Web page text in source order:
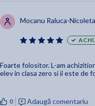
Mocanu Raluca-Nicoleta
Foarte folositor. L-am
elev in clasa zero si ii este de
0 Adaugă comentariu